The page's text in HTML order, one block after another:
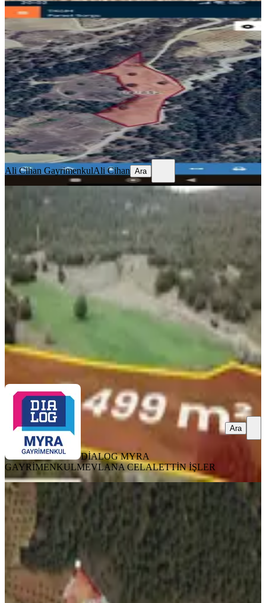
TAKASLI
Uygun Yatırımlık Tarla Muğla -kale-
denizli
Kale, Esenkaya Mahallesi
16496 m²·136/m² 19.06.2026
2.250.000 ₺
Ali Cihan GayrimenkulAli Cihan
Ara
Ali Cihan GayrimenkulAli Cihan Ara
Dıalog Myra Dan Kale Yeniköy De
Yatırım Fırsatı Tarla
Kale, Yeniköy Mahallesi
3499 m²·163/m² 17.06.2026
DİALOG MYRA GAYRİMENKUL
MEVLANA CELALETTİN
İŞLER
DİALOG MYRA
GAYRİMENKULMEVLANA CELALETTİN İŞLER
Ara
Denizli Kale'de 1055 M2 Asfaltta Sıfır
Müthiş Arsa
Kale, Esenkaya Mahallesi
1055 m² · 995/m² 03.06.2026
1.050.000 ₺